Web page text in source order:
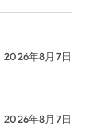
2026年8月7日
2026年8月7日